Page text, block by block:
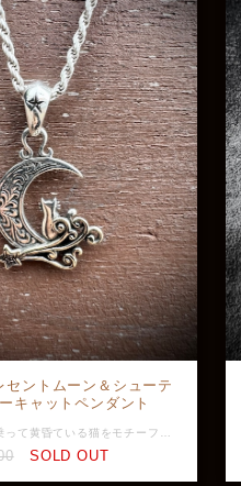
セントムーン＆シューテ
キャットペンダント
SOLD OUT